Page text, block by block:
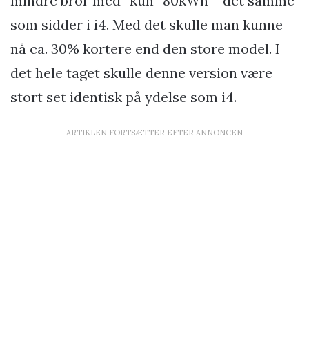
som sidder i i4. Med det skulle man kunne
nå ca. 30% kortere end den store model. I
det hele taget skulle denne version være
stort set identisk på ydelse som i4.
ARTIKLEN FORTSÆTTER EFTER ANNONCEN